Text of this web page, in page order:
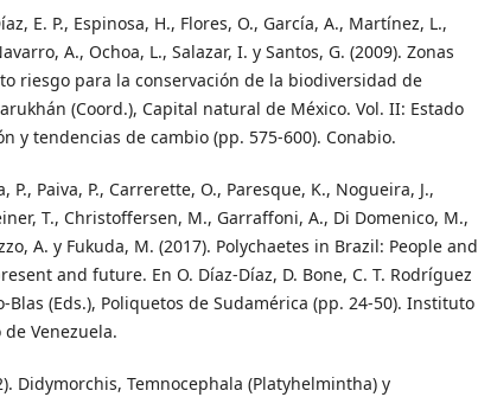
E. P., Espinosa, H., Flores, O., García, A., Martínez, L.,
A., Ochoa, L., Salazar, I. y Santos, G. (2009). Zonas
riesgo para la conservación de la biodiversidad de
(Coord.), Capital natural de México. Vol. II: Estado
y tendencias de cambio (pp. 575-600). Conabio.
P., Paiva, P., Carrerette, O., Paresque, K., Nogueira, J.,
T., Christoffersen, M., Garraffoni, A., Di Domenico, M.,
A. y Fukuda, M. (2017). Polychaetes in Brazil: People and
and future. En O. Díaz-Díaz, D. Bone, C. T. Rodríguez
Blas (Eds.), Poliquetos de Sudamérica (pp. 24-50). Instituto
Venezuela.
Didymorchis, Temnocephala (Platyhelmintha) y